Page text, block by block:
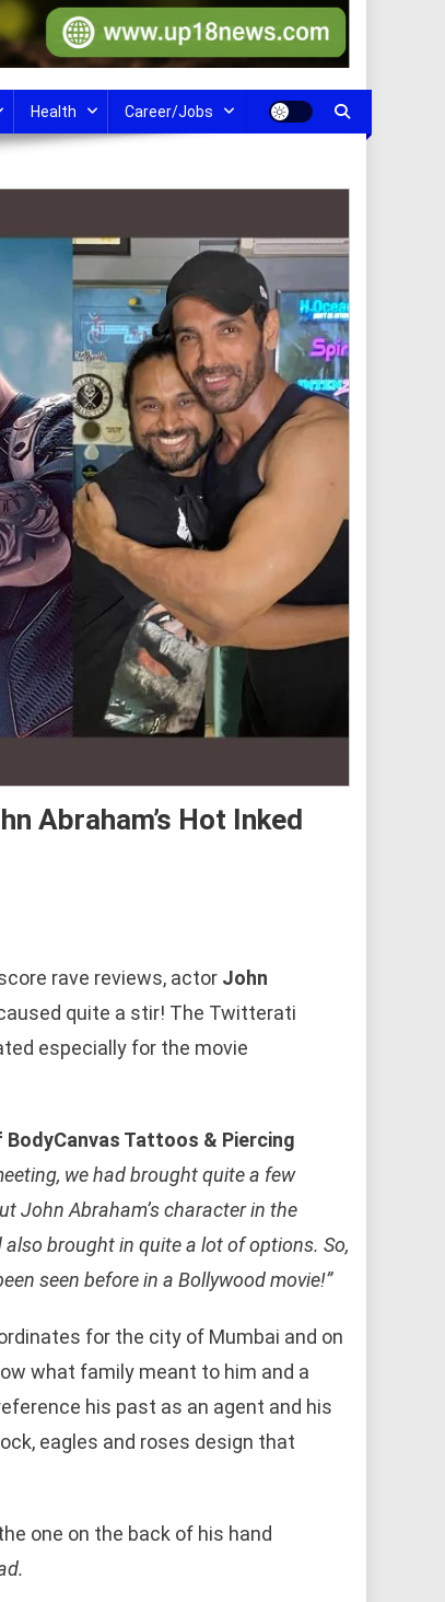
Health Career/Jobs
Abraham’s Hot Inked
rave reviews, actor John
quite a stir! The Twitterati
especially for the movie
Tattoos & Piercing
we had brought quite a few
John Abraham’s character in the
brought in quite a lot of options. So,
seen before in a Bollywood movie!”
for the city of Mumbai and on
what family meant to him and a
his past as an agent and his
eagles and roses design that
one on the back of his hand